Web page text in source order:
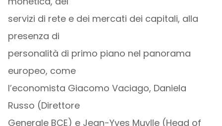
servizi di rete e dei mercati dei capitali, alla
presenza di
personalità di primo piano nel panorama
europeo, come
l’economista Giacomo Vaciago, Daniela
Russo (Direttore
Generale BCE) e Jean-Yves Muylle (Head of